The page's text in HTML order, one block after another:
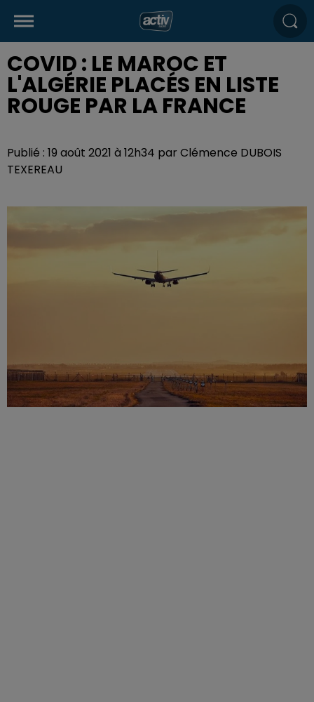
COVID : LE MAROC ET
L'ALGÉRIE PLACÉS EN LISTE
ROUGE PAR LA FRANCE
Publié : 19 août 2021 à 12h34 par Clémence DUBOIS
TEXEREAU